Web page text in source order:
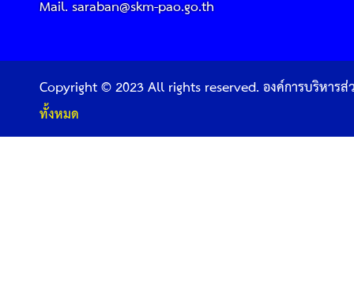
Mail. saraban@skm-pao.go.th
Copyright © 2023 All rights reserved. องค์การบริหาร
ทั้งหมด